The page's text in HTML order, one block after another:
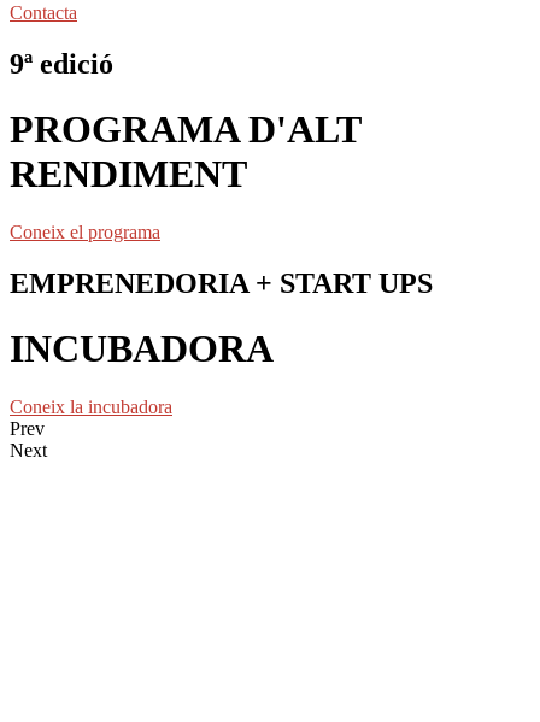
Contacta
9ª edició
PROGRAMA D'ALT
RENDIMENT
Coneix el programa
EMPRENEDORIA + START UPS
INCUBADORA
Coneix la incubadora
Prev
Next